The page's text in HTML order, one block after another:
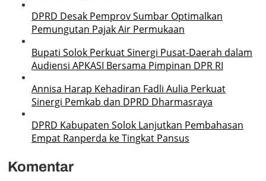
DPRD Desak Pemprov Sumbar Optimalkan
Pemungutan Pajak Air Permukaan
Bupati Solok Perkuat Sinergi Pusat-Daerah dalam
Audiensi APKASI Bersama Pimpinan DPR RI
Annisa Harap Kehadiran Fadli Aulia Perkuat
Sinergi Pemkab dan DPRD Dharmasraya
DPRD Kabupaten Solok Lanjutkan Pembahasan
Empat Ranperda ke Tingkat Pansus
Komentar